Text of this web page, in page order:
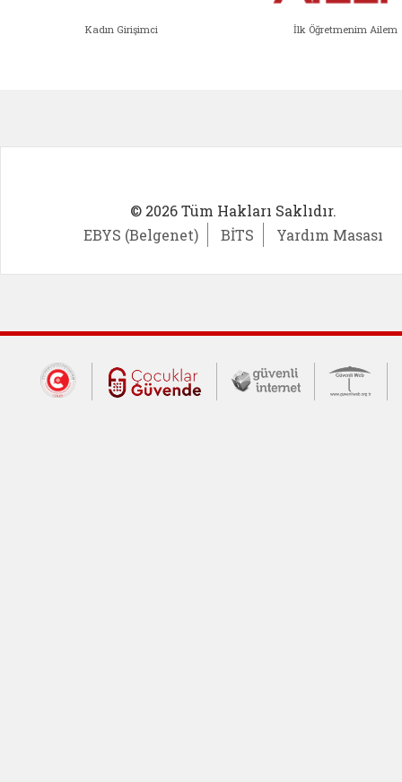
Kadın Girişimci İlk Öğretmenim Ailem
© 2026 Tüm Hakları Saklıdır.
EBYS (Belgenet)
BİTS Yardım Masası
Dış Bağlantılar
Cumhurbaşkanlığı İletişim Merkezi
Çocuklar Güvende (yeni
Güvenli